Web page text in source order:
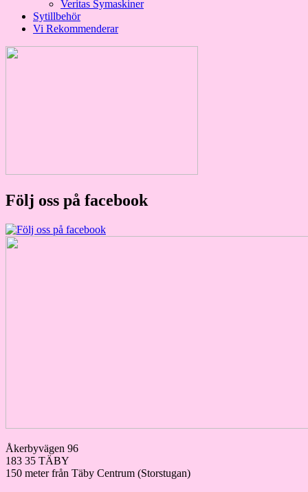
Veritas Symaskiner
Sytillbehör
Vi Rekommenderar
Följ oss på facebook
Åkerbyvägen 96
183 35 TÄBY
150 meter från Täby Centrum (Storstugan)